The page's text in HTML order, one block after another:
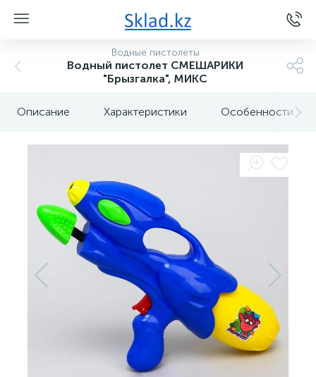
Водные пистолеты
Водный пистолет СМЕШАРИКИ
"Брызгалка", МИКС
Описание Характеристики Особенности